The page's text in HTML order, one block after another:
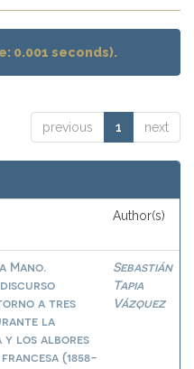
0.001 seconds).
previous 1 next
Author(s)
Mano.
a tres
la
y los albores
(1858-
Sebastián
Tapia
Vázquez